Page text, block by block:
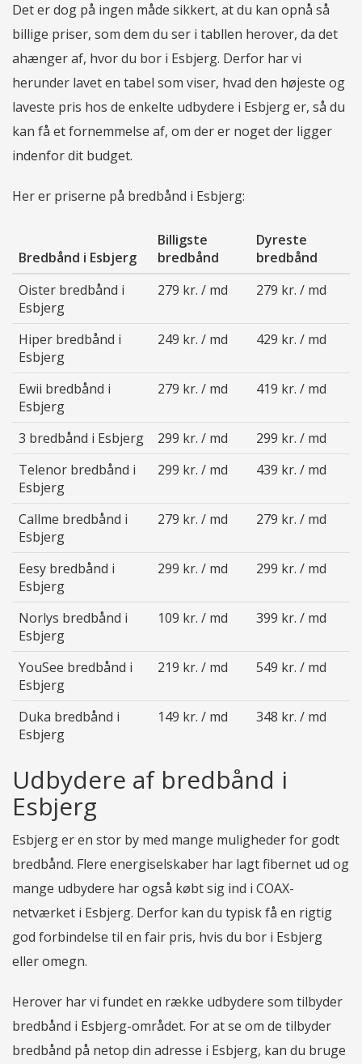
Det er dog på ingen måde sikkert, at du kan opnå så
billige priser, som dem du ser i tabllen herover, da det
ahænger af, hvor du bor i Esbjerg. Derfor har vi
herunder lavet en tabel som viser, hvad den højeste og
laveste pris hos de enkelte udbydere i Esbjerg er, så du
kan få et fornemmelse af, om der er noget der ligger
indenfor dit budget.
Her er priserne på bredbånd i Esbjerg:
Bredbånd i Esbjerg
Billigste
bredbånd
Dyreste
bredbånd
Oister bredbånd i
Esbjerg
279 kr. / md 279 kr. / md
Hiper bredbånd i
Esbjerg
249 kr. / md 429 kr. / md
Ewii bredbånd i
Esbjerg
279 kr. / md 419 kr. / md
3 bredbånd i Esbjerg 299 kr. / md
299 kr. / md
Telenor bredbånd i
Esbjerg
299 kr. / md 439 kr. / md
Callme bredbånd i
Esbjerg
279 kr. / md 279 kr. / md
Eesy bredbånd i
Esbjerg
299 kr. / md 299 kr. / md
Norlys bredbånd i
Esbjerg
109 kr. / md 399 kr. / md
YouSee bredbånd i
Esbjerg
219 kr. / md 549 kr. / md
Duka bredbånd i
Esbjerg
149 kr. / md 348 kr. / md
Udbydere af bredbånd i
Esbjerg
Esbjerg er en stor by med mange muligheder for godt
bredbånd. Flere energiselskaber har lagt fibernet ud og
mange udbydere har også købt sig ind i COAX-
netværket i Esbjerg. Derfor kan du typisk få en rigtig
god forbindelse til en fair pris, hvis du bor i Esbjerg
eller omegn.
Herover har vi fundet en række udbydere som tilbyder
bredbånd i Esbjerg-området. For at se om de tilbyder
bredbånd på netop din adresse i Esbjerg, kan du bruge